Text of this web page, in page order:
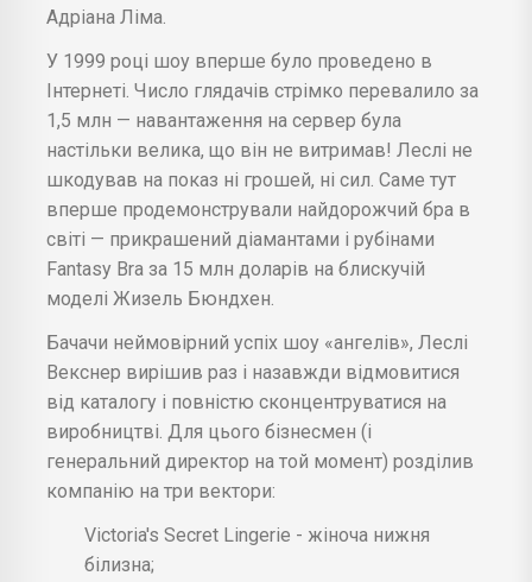
Адріана Ліма.
У 1999 році шоу вперше було проведено в
Інтернеті. Число глядачів стрімко перевалило за
1,5 млн — навантаження на сервер була
настільки велика, що він не витримав! Леслі не
шкодував на показ ні грошей, ні сил. Саме тут
вперше продемонстрували найдорожчий бра в
світі — прикрашений діамантами і рубінами
Fantasy Bra за 15 млн доларів на блискучій
моделі Жизель Бюндхен.
Бачачи неймовірний успіх шоу «ангелів», Леслі
Векснер вирішив раз і назавжди відмовитися
від каталогу і повністю сконцентруватися на
виробництві. Для цього бізнесмен (і
генеральний директор на той момент) розділив
компанію на три вектори:
Victoria's Secret Lingerie - жіноча нижня
білизна;